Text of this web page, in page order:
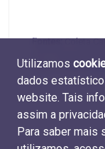
Fontes:Coleta
CGEE. Tabelas
Utilizamos
dados
website. Tais
assim a
Para saber mais